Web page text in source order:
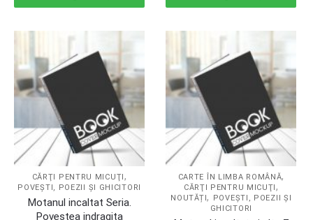
CĂRŢI PENTRU MICUŢI ,
POVEŞTI, POEZII ŞI GHICITORI
Motanul incaltat Seria.
Povestea indragita
CARTE ÎN LIMBA ROMÂNĂ,
CĂRŢI PENTRU MICUŢI,
NOUTĂȚI,
POVEŞTI, POEZII ŞI
GHICITORI